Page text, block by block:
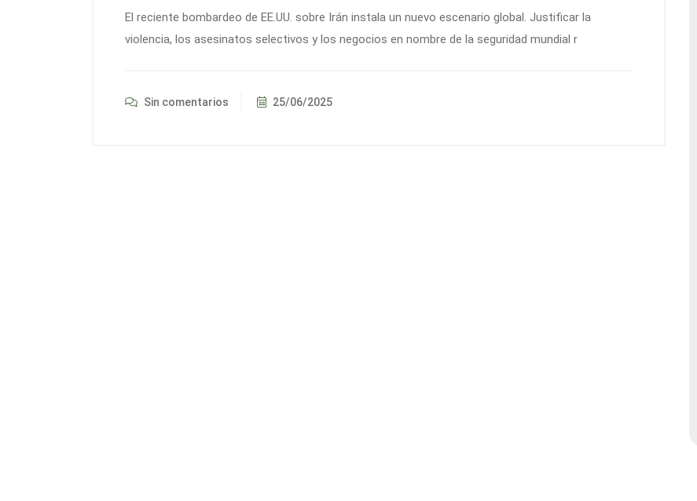
El reciente bombardeo de EE.UU. sobre Irán instala un nuevo escenario global. Justificar la
violencia, los asesinatos selectivos y los negocios en nombre de la seguridad mundial r
Sin comentarios 25/06/2025